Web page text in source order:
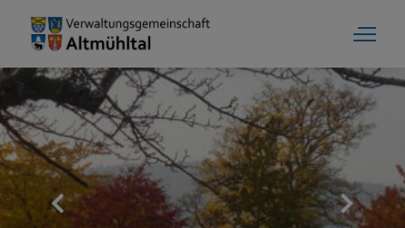
Markt Markt Berolzheim